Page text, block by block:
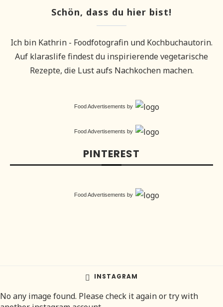
Schön, dass du hier bist!
Ich bin Kathrin - Foodfotografin und Kochbuchautorin.
Auf klaraslife findest du inspirierende vegetarische
Rezepte, die Lust aufs Nachkochen machen.
Food Advertisements by
Food Advertisements by
PINTEREST
Food Advertisements by
INSTAGRAM
No any image found. Please check it again or try with